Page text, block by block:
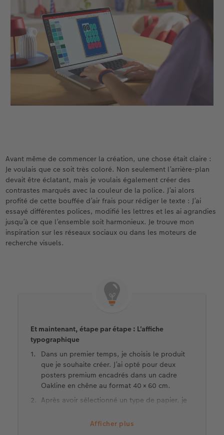
Accessoires
Nouveautés
Avant même de commencer la création, une chose était claire :
Je voulais que ce soit très coloré. Non seulement l’arrière-plan
devait être éclatant, mais je voulais également créer des
contrastes marqués avec la couleur de la police. J’ai alors
profité de cette bouffée d’air frais pour rédiger le texte : J’ai
essayé différentes polices, modifié les lettres et les ai agrandies
jusqu’à ce que l’ensemble soit harmonieux. Je trouve mon
inspiration sur les réseaux sociaux ou dans les moteurs de
recherche visuels.
Afficher plus
Et maintenant, étape par étape : L'affiche
typographique
Dans un premier temps, je choisis le produit
que je souhaite créer. J’ai opté pour deux
posters premium encadrés dans un cadre
Oakline en chêne au format 40 × 60 cm.
Après avoir sélectionné un type de papier, je
conception. Je commence par insérer ma